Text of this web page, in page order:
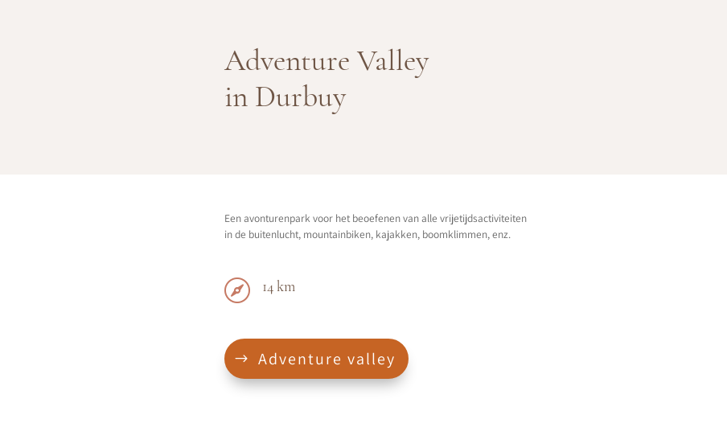
Adventure Valley
in Durbuy
Een avonturenpark voor het beoefenen van alle vrijetijdsactiviteiten
in de buitenlucht, mountainbiken, kajakken, boomklimmen, enz.
 14 km
Adventure valley